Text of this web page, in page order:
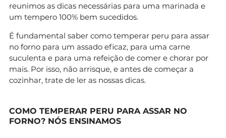
reunimos as dicas necessárias para uma marinada e
um tempero 100% bem sucedidos.
É fundamental saber como temperar peru para assar
no forno para um assado eficaz, para uma carne
suculenta e para uma refeição de comer e chorar por
mais. Por isso, não arrisque, e antes de começar a
cozinhar, trate de ler as nossas dicas.
COMO TEMPERAR PERU PARA ASSAR NO
FORNO? NÓS ENSINAMOS